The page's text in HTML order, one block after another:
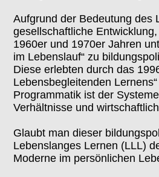
Aufgrund der Bedeutung des
gesellschaftliche
1960er und 1970er Jahren
im Lebenslauf“ zu
Diese erlebten durch das
Lebensbegleitenden
Programmatik ist der
Verhältnisse und
Glaubt man dieser
Lebenslanges Lernen (LLL)
Moderne im persönlichen